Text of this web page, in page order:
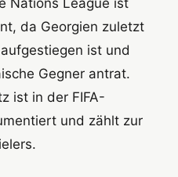
da Georgien zuletzt
ist und
Gegner antrat.
ist in der FIFA-
und zählt zur